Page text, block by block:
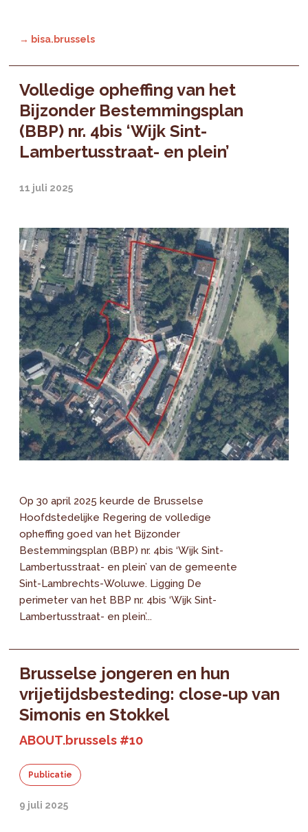
→ bisa.brussels
Volledige opheffing van het
Bijzonder Bestemmingsplan
(BBP) nr. 4bis ‘Wijk Sint-
Lambertusstraat- en plein’
11 juli 2025
Op 30 april 2025 keurde de Brusselse
Hoofdstedelijke Regering de volledige
opheffing goed van het Bijzonder
Bestemmingsplan (BBP) nr. 4bis ‘Wijk Sint-
Lambertusstraat- en plein’ van de gemeente
Sint-Lambrechts-Woluwe. Ligging De
perimeter van het BBP nr. 4bis ‘Wijk Sint-
Lambertusstraat- en plein’...
Brusselse jongeren en hun
vrijetijdsbesteding: close-up van
Simonis en Stokkel
ABOUT.brussels #10
Publicatie
9 juli 2025